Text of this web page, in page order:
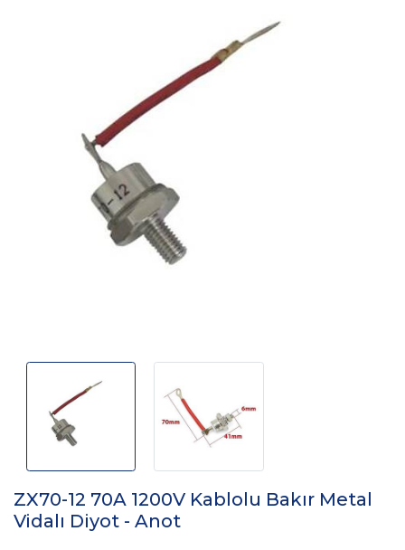
ZX70-12 70A 1200V Kablolu Bakır Metal
Vidalı Diyot - Anot